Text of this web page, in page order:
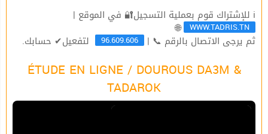
ℹ للإشتراك قوم بعملية التسجيل🔐 في الموقع |
WWW.TADRIS.TN
🌐
ثم يرجى الاتصال بالرقم 📞 | 96.609.606 لتفعيل✔ حسابك.
ÉTUDE EN LIGNE / DOUROUS DA3M &
TADAROK